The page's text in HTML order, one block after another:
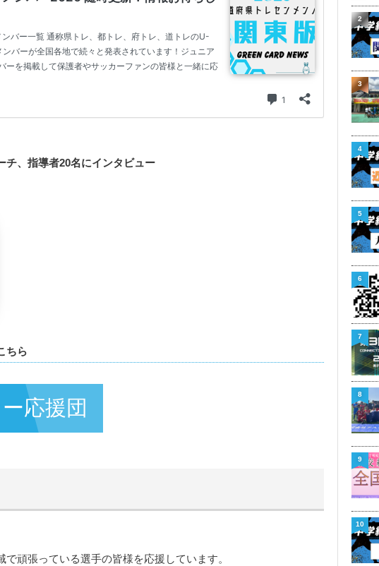
チ、指導者20名にインタビュー
ちら
応援団
頑張っている選手の皆様を応援しています。
2
3
4
5
6
7
8
9
10